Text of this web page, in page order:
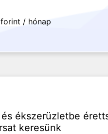
/ hónap
ékszerüzletbe
keresünk